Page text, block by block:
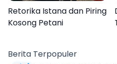
Retorika Istana dan Piring
Kosong Petani
Berita Terpopuler